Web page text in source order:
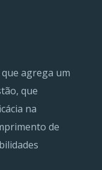
agrega um
que
na
de